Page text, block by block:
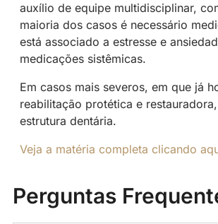
auxílio de equipe multidisciplinar,
maioria dos casos é necessário
está associado a estresse e
medicações sistêmicas.
Em casos mais severos, em que já
reabilitação protética e
estrutura dentária.
Veja a matéria completa clicando
Perguntas